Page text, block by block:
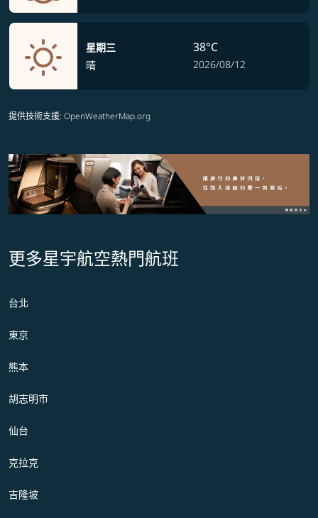
星期三
晴
38°C
2026/08/12
提供技術支援: OpenWeatherMap.org
更多星宇航空熱門航班
台北
東京
熊本
胡志明市
仙台
克拉克
吉隆坡